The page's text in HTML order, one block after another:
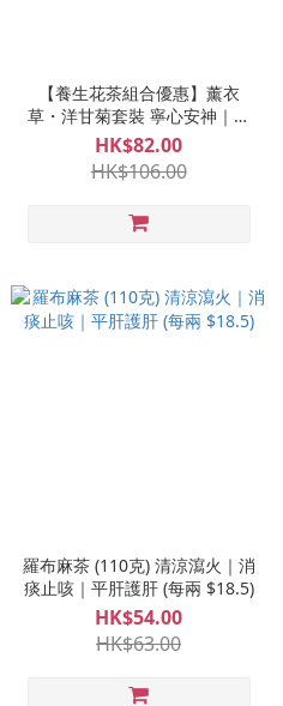
【養生花茶組合優惠】薰衣
草・洋甘菊套裝 寧心安神｜降
壓力｜舒緩情緒
HK$82.00
HK$106.00
羅布麻茶 (110克) 清涼瀉火｜消
痰止咳｜平肝護肝 (每兩 $18.5)
HK$54.00
HK$63.00